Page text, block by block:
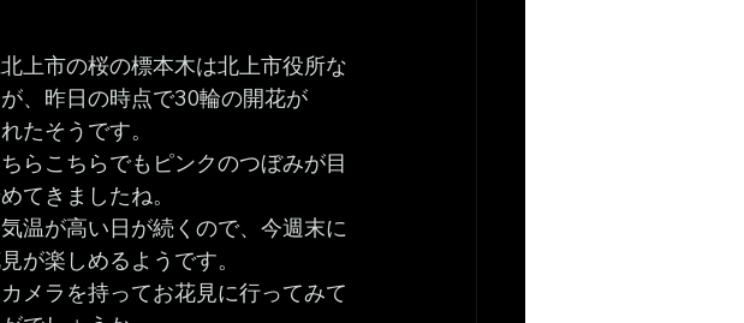
上市の桜の標本木は北上市役所な
、昨日の時点で30輪の開花が
たそうです。
らこちらでもピンクのつぼみが目
てきましたね。
温が高い日が続くので、今週末に
が楽しめるようです。
メラを持ってお花見に行ってみて